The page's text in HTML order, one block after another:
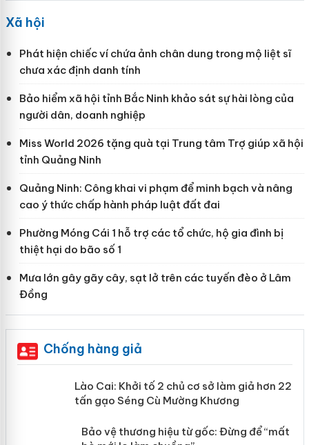
Xã hội
Phát hiện chiếc ví chứa ảnh chân dung trong mộ liệt sĩ
chưa xác định danh tính
Bảo hiểm xã hội tỉnh Bắc Ninh khảo sát sự hài lòng của
người dân, doanh nghiệp
Miss World 2026 tặng quà tại Trung tâm Trợ giúp xã hội
tỉnh Quảng Ninh
Quảng Ninh: Công khai vi phạm để minh bạch và nâng
cao ý thức chấp hành pháp luật đất đai
Phường Móng Cái 1 hỗ trợ các tổ chức, hộ gia đình bị
thiệt hại do bão số 1
Mưa lớn gây gãy cây, sạt lở trên các tuyến đèo ở Lâm
Đồng
Chống hàng giả
Lào Cai: Khởi tố 2 chủ cơ sở làm giả
hơn 22 tấn gạo Séng Cù Mường